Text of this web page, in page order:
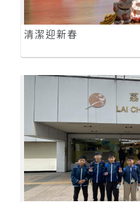
清潔迎新春